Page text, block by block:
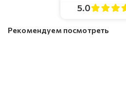
5.0
Рекомендуем посмотреть